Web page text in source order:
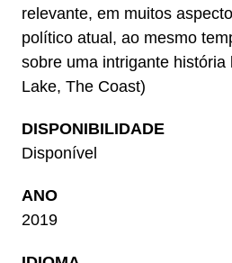
relevante, em muitos
político atual, ao mesmo
sobre uma intrigante história
Lake, The Coast)
DISPONIBILIDADE
Disponível
ANO
2019